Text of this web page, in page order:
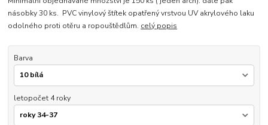
násobky 30 ks. PVC vinylový štítek opatřený vrstvou UV akrylového laku
odolného proti otěru a ropouštědlům. celý popis
Barva
letopočet 4 roky